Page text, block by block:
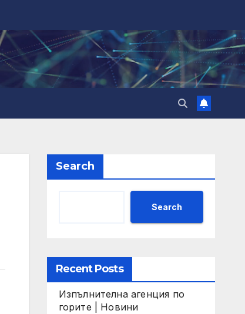
Search
Search
Recent Posts
Изпълнителна агенция по
горите | Новини